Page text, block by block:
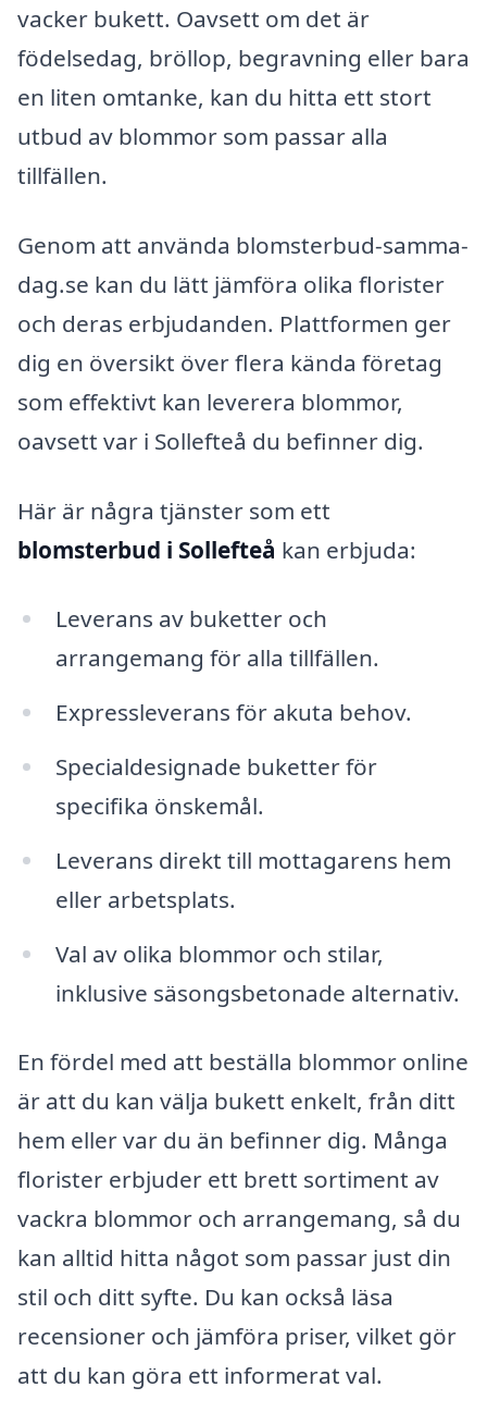
vacker bukett. Oavsett om det är
födelsedag, bröllop, begravning eller bara
en liten omtanke, kan du hitta ett stort
utbud av blommor som passar alla
tillfällen.
Genom att använda blomsterbud-samma-
dag.se kan du lätt jämföra olika florister
och deras erbjudanden. Plattformen ger
dig en översikt över flera kända företag
som effektivt kan leverera blommor,
oavsett var i Sollefteå du befinner dig.
Här är några tjänster som ett
blomsterbud i Sollefteå kan erbjuda:
Leverans av buketter och
arrangemang för alla tillfällen.
Expressleverans för akuta behov.
Specialdesignade buketter för
specifika önskemål.
Leverans direkt till mottagarens hem
eller arbetsplats.
Val av olika blommor och stilar,
inklusive säsongsbetonade alternativ.
En fördel med att beställa blommor online
är att du kan välja bukett enkelt, från ditt
hem eller var du än befinner dig. Många
florister erbjuder ett brett sortiment av
vackra blommor och arrangemang, så du
kan alltid hitta något som passar just din
stil och ditt syfte. Du kan också läsa
recensioner och jämföra priser, vilket gör
att du kan göra ett informerat val.